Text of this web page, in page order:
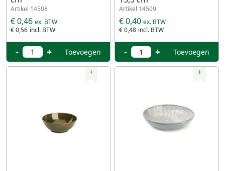
Artikel 14508
€ 0,56
€ 0,46
- + Toevoegen
Artikel 14509
€ 0,48
€ 0,40
- + Toevoegen
+ +